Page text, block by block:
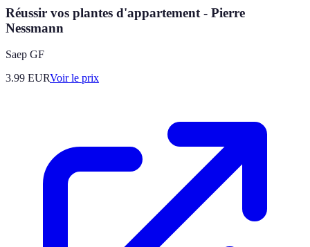
Réussir vos plantes d'appartement - Pierre
Nessmann
Saep GF
3.99 EURVoir le prix